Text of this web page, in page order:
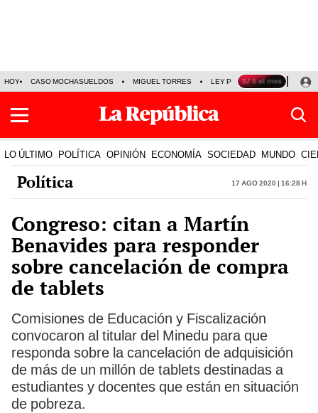
HOY CASO MOCHASUELDOS MIGUEL TORRES LEY PULPÍN PRECIO DEL
LO ÚLTIMO POLÍTICA OPINIÓN ECONOMÍA SOCIEDAD MUNDO
Política 17 Ago 2020 | 16:28 h
Congreso: citan a Martín
Benavides para responder
sobre cancelación de compra
de tablets
Comisiones de Educación y Fiscalización
convocaron al titular del Minedu para que
responda sobre la cancelación de adquisición
de más de un millón de tablets destinadas a
estudiantes y docentes que están en situación
de pobreza.